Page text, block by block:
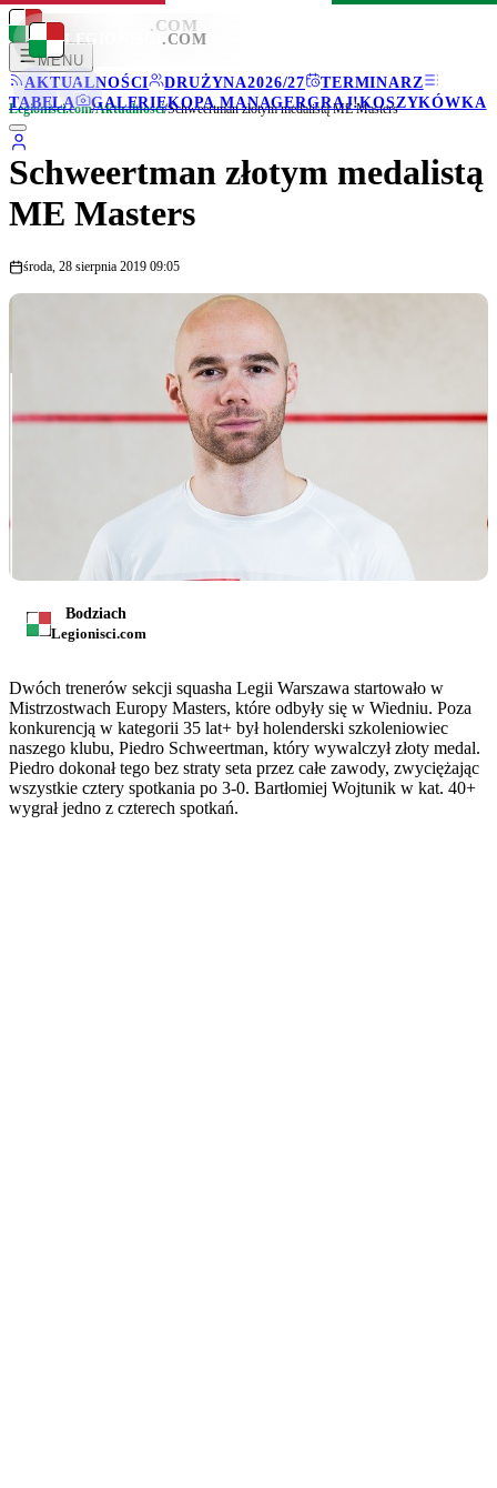
LEGIONISCI .COM
MENU
AKTUALNOŚCI
DRUŻYNA2026/27
TERMINARZ
TABELA
GALERIEKOPA MANAGERGRAJ!KOSZYKÓWKA
LEGIONISCI .COM
Legionisci.com/Aktualności/Schweertman złotym medalistą ME Masters
Schweertman złotym medalistą
ME Masters
środa, 28 sierpnia 2019 09:05
Bodziach
Legionisci.com
Dwóch trenerów sekcji squasha Legii Warszawa startowało w
Mistrzostwach Europy Masters, które odbyły się w Wiedniu. Poza
konkurencją w kategorii 35 lat+ był holenderski szkoleniowiec
naszego klubu, Piedro Schweertman, który wywalczył złoty medal.
Piedro dokonał tego bez straty seta przez całe zawody, zwyciężając
wszystkie cztery spotkania po 3-0. Bartłomiej Wojtunik w kat. 40+
wygrał jedno z czterech spotkań.